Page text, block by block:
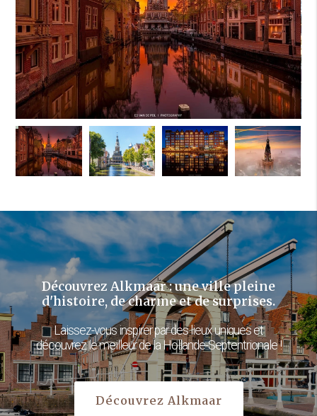
Découvrez Alkmaar : une ville pleine
d'histoire, de charme et de surprises.
Laissez-vous inspirer par des lieux uniques et
découvrez le meilleur de la Hollande-Septentrionale !
Découvrez Alkmaar